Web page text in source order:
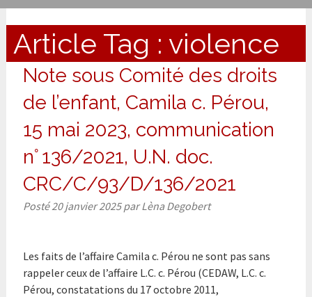
Article Tag : violence
Note sous Comité des droits
de l’enfant, Camila c. Pérou,
15 mai 2023, communication
n° 136/2021, U.N. doc.
CRC/C/93/D/136/2021
Posté20 janvier 2025 par Lèna Degobert
Les faits de l’affaire Camila c. Pérou ne sont pas sans
rappeler ceux de l’affaire L.C. c. Pérou (CEDAW, L.C. c.
Pérou, constatations du 17 octobre 2011,